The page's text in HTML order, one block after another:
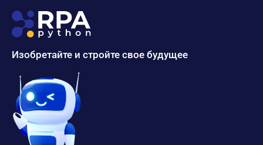
Изобретайте и стройте свое будущее